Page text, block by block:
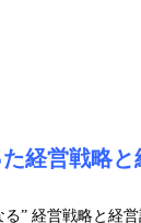
経営戦略と
る” 経営戦略と経